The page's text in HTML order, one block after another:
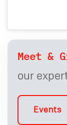
Meet &
our
Events